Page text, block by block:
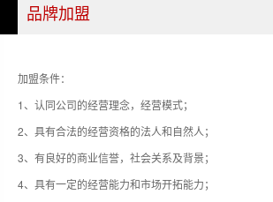
品牌加盟
加盟条件：
1、认同公司的经营理念，经营模式；
2、具有合法的经营资格的法人和自然人；
3、有良好的商业信誉，社会关系及背景；
4、具有一定的经营能力和市场开拓能力；